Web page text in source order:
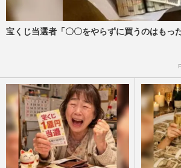
宝くじ当選者「〇〇をやらずに買うのはもっ